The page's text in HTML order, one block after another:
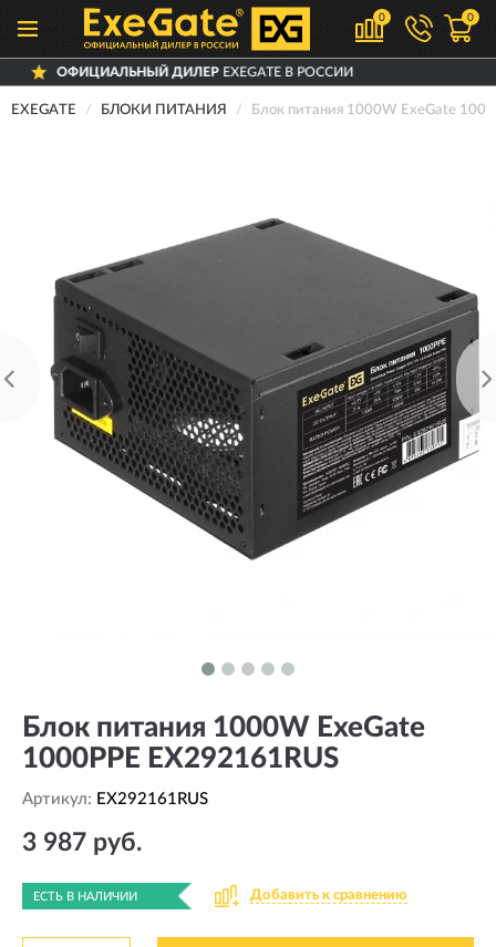
0 0
ДИЛЕРEXEGATE В РОССИИ
EXEGATE БЛОКИ ПИТАНИЯ Блок питания 1000W ExeGate
Блок питания 1000W ExeGate
1000PPE EX292161RUS
Артикул: EX292161RUS
3 987 руб.
ЕСТЬ В НАЛИЧИИ Добавить к сравнению